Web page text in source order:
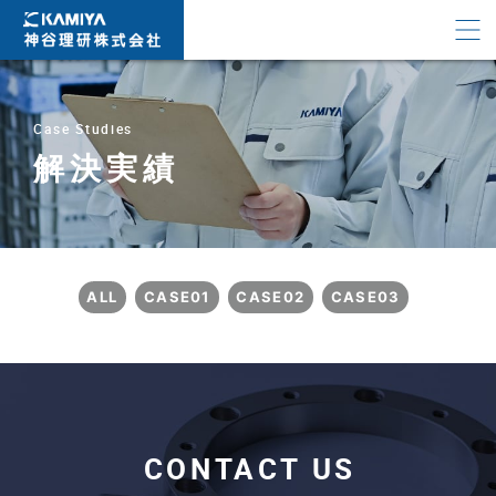
Case Studies
解決実績
ALL CASE01 CASE02 CASE03
CONTACT US